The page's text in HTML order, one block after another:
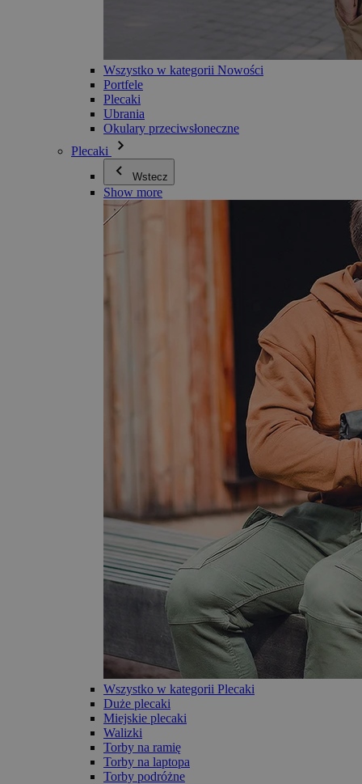
Wszystko w kategorii Nowości
Portfele
Plecaki
Ubrania
Okulary przeciwsłoneczne
Plecaki
Wstecz
Show more
Wszystko w kategorii Plecaki
Duże plecaki
Miejskie plecaki
Walizki
Torby na ramię
Torby na laptopa
Torby podróżne